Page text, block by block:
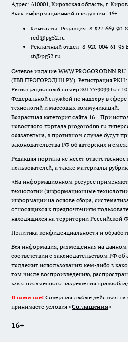
Адрес: 610001, Кировская область, г.
Знак информационной продукции: 16+
Контакты: Редакция: 8-927-669-90-
red@pg52.ru
Рекламный отдел: 8-920-004-61-95
st@pg52.ru
Сетевое издание WWW.PROGORODNN.RU
(ВВВ.ПРОГОРОДНН.РУ). Регистрация РКН:
Регистрационный номер ЭЛ 77-90994 от
Федеральной службой по надзору в
технологий и массовых коммуникаций.
Возрастная категория сайта 16+. При
новостного портала progorodnn.ru
обязательна, в противном случае будут
законодательства РФ об авторских и
Редакция портала не несет
пользователей, а также материалы
«На информационном ресурсе
технологии (информационные
информации на основе сбора,
относящихся к предпочтениям
находящихся на территории Российской
Политика конфиденциальности и
Вся информация, размещенная на данном
соответствии с законодательством РФ об
подлежит использованию кем-либо в
том числе воспроизведению,
как с письменного разрешения
Внимание! Совершая любые действия на
принимаете условия «Cоглашения»
16+